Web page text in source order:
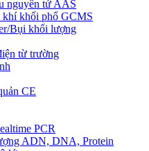
nguyên tử AAS
khí khối phổ GCMS
Bụi khối lượng
từ trường
CE
PCR
ADN, DNA, Protein